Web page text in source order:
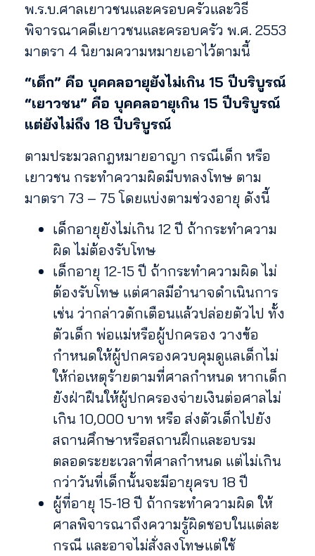
พ.ร.บ.ศาลเยาวชนและครอบครัวและวิธี
พิจารณาคดีเยาวชนและครอบครัว พ.ศ. 2553
มาตรา 4 นิยามความหมายเอาไว้ตามนี้
“เด็ก” คือ บุคคลอายุยังไม่เกิน 15 ปีบริบูรณ์
“เยาวชน” คือ บุคคลอายุเกิน 15 ปีบริบูรณ์
แต่ยังไม่ถึง 18 ปีบริบูรณ์
ตามประมวลกฎหมายอาญา กรณีเด็ก หรือ
เยาวชน กระทำความผิดมีบทลงโทษ ตาม
มาตรา 73 – 75 โดยแบ่งตามช่วงอายุ ดังนี้
เด็กอายุยังไม่เกิน 12 ปี ถ้ากระทำความ
ผิด ไม่ต้องรับโทษ
เด็กอายุ 12-15 ปี ถ้ากระทำความผิด ไม่
ต้องรับโทษ แต่ศาลมีอำนาจดำเนินการ
เช่น ว่ากล่าวตักเตือนแล้วปล่อยตัวไป ทั้ง
ตัวเด็ก พ่อแม่หรือผู้ปกครอง วางข้อ
กำหนดให้ผู้ปกครองควบคุมดูแลเด็กไม่
ให้ก่อเหตุร้ายตามที่ศาลกำหนด หากเด็ก
ยังฝ่าฝืนให้ผู้ปกครองจ่ายเงินต่อศาลไม่
เกิน 10,000 บาท หรือ ส่งตัวเด็กไปยัง
สถานศึกษาหรือสถานฝึกและอบรม
ตลอดระยะเวลาที่ศาลกำหนด แต่ไม่เกิน
กว่าวันที่เด็กนั้นจะมีอายุครบ 18 ปี
ผู้ที่อายุ 15-18 ปี ถ้ากระทำความผิด ให้
ศาลพิจารณาถึงความรู้ผิดชอบในแต่ละ
กรณี และอาจไม่สั่งลงโทษแต่ใช้